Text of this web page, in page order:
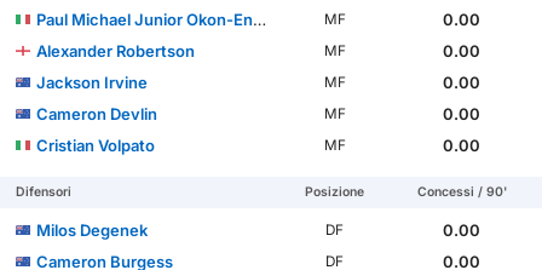
Paul Michael Junior Okon-Engstler
MF
0.00
Alexander Robertson
MF
0.00
Jackson Irvine
MF
0.00
Cameron Devlin
MF
0.00
Cristian Volpato
MF 0.00
Difensori Posizione Concessi / 90'
Milos Degenek DF
0.00
Cameron Burgess
DF
0.00